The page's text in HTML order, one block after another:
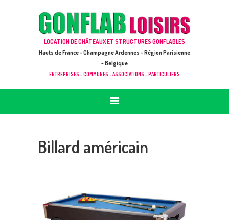
LOCATION DE CHÂTEAUX ET STRUCTURES GONFLABLES
Hauts de France - Champagne Ardennes - Région Parisienne
- Belgique
ENTREPRISES - COMMUNES - ASSOCIATIONS - PARTICULIERS
GONFLAB LOISIRS
ACCUEIL
JEUX À LOUER & PRESTATIONS
CATALOGUE / TARIF
DEMANDE DE DEVIS (SOUS 24H)
Billard américain